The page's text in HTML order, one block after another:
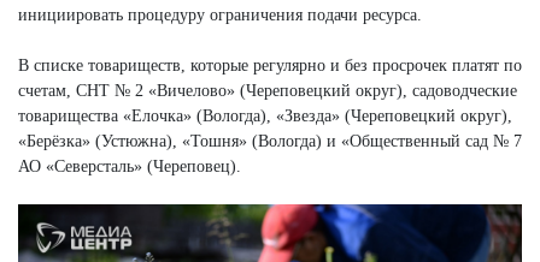
инициировать процедуру ограничения подачи ресурса.
В списке товариществ, которые регулярно и без просрочек платят по
счетам, СНТ № 2 «Вичелово» (Череповецкий округ), садоводческие
товарищества «Елочка» (Вологда), «Звезда» (Череповецкий округ),
«Берёзка» (Устюжна), «Тошня» (Вологда) и «Общественный сад № 7
АО «Северсталь» (Череповец).